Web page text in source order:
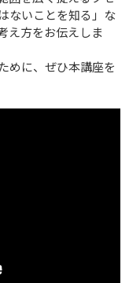
ないことを知る」な
え方をお伝えしま
めに、ぜひ本講座を